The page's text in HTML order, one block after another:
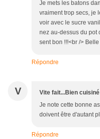
Je mets les batons
vraiment trop secs, je
voir avec le sucre
nez au-dessus du pot
sent bon !!!<br />
Répondre
V Vite fait...Bien
Je note cette bonne
doivent être d'autant
Répondre